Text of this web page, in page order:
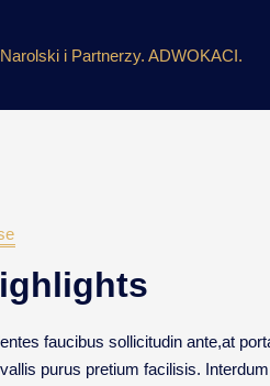
faucibus sollicitudin ante,at
purus pretium facilisis.